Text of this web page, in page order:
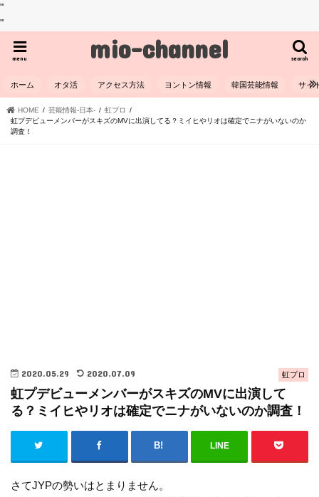
"
"
mio-channel search
menu
ホーム オタ活 アクセス方法 ヨントン情報 韓国芸能情報 サイ
HOME 芸能情報-日本-
虹プロ
虹プデビューメンバーがスキズのMVに出演してる？ミイヒやリオは確定でニナがいないのか
調査！
虹プロ
2020.05.29 2020.07.09
虹プデビューメンバーがスキズのMVに出演して
る？ミイヒやリオは確定でニナがいないのか調査！
LINE
さてJYPの勢いはとまりません。